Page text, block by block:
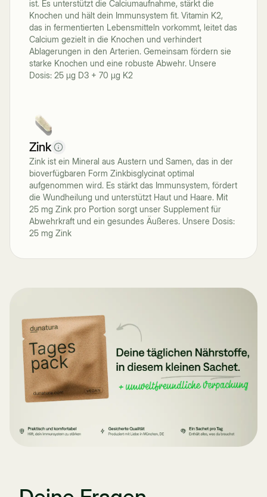
ist. Es unterstützt die Calciumaufnahme, stärkt die
Knochen und hält dein Immunsystem fit. Vitamin K2,
das in fermentierten Lebensmitteln vorkommt, leitet das
Calcium gezielt in die Knochen und verhindert
Ablagerungen in den Arterien. Gemeinsam fördern sie
starke Knochen und eine robuste Abwehr. Unsere
Dosis: 25 µg D3 + 70 µg K2
Zink
Zink ist ein Mineral aus Austern und Samen, das in der
bioverfügbaren Form Zinkbisglycinat optimal
aufgenommen wird. Es stärkt das Immunsystem, fördert
die Wundheilung und unterstützt Haut und Haare. Mit
25 mg Zink pro Portion sorgt unser Supplement für
Abwehrkraft und ein gesundes Äußeres. Unsere Dosis:
25 mg Zink